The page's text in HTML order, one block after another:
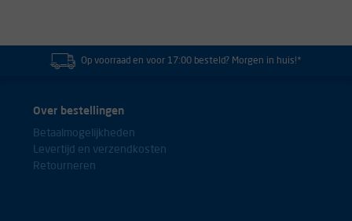
Op voorraad en voor 17:00 besteld? Morgen in huis!*
Over bestellingen
Betaalmogelijkheden
Levertijd en verzendkosten
Retourneren